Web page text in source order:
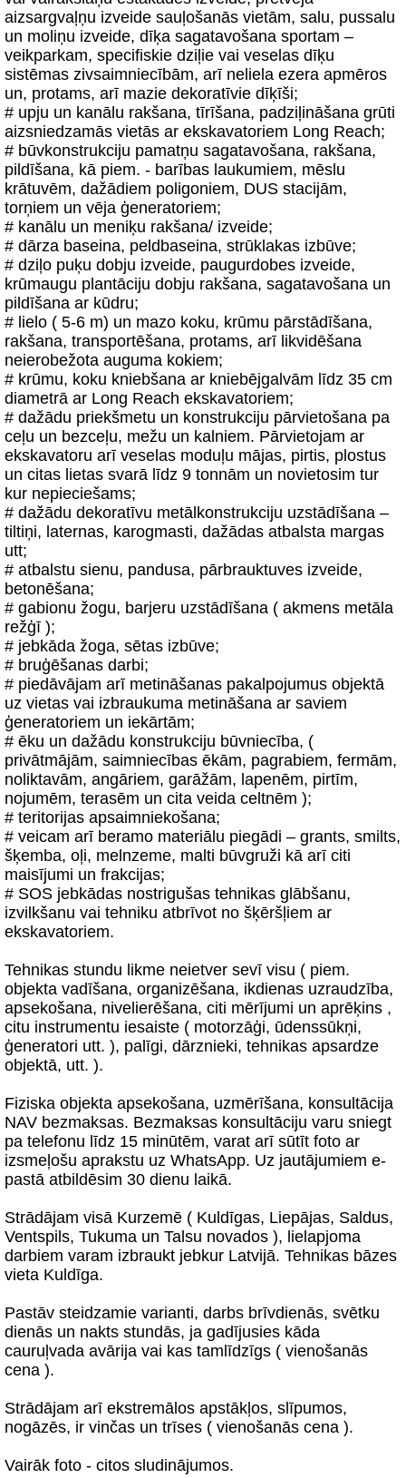
aizsargvaļņu izveide sauļošanās vietām, salu, pussalu
un moliņu izveide, dīķa sagatavošana sportam –
veikparkam, specifiskie dziļie vai veselas dīķu
sistēmas zivsaimniecībām, arī neliela ezera apmēros
un, protams, arī mazie dekoratīvie dīķīši;
# upju un kanālu rakšana, tīrīšana, padziļināšana grūti
aizsniedzamās vietās ar ekskavatoriem Long Reach;
# būvkonstrukciju pamatņu sagatavošana, rakšana,
pildīšana, kā piem. - barības laukumiem, mēslu
krātuvēm, dažādiem poligoniem, DUS stacijām,
torņiem un vēja ģeneratoriem;
# kanālu un meniķu rakšana/ izveide;
# dārza baseina, peldbaseina, strūklakas izbūve;
# dziļo puķu dobju izveide, paugurdobes izveide,
krūmaugu plantāciju dobju rakšana, sagatavošana un
pildīšana ar kūdru;
# lielo ( 5-6 m) un mazo koku, krūmu pārstādīšana,
rakšana, transportēšana, protams, arī likvidēšana
neierobežota auguma kokiem;
# krūmu, koku kniebšana ar kniebējgalvām līdz 35 cm
diametrā ar Long Reach ekskavatoriem;
# dažādu priekšmetu un konstrukciju pārvietošana pa
ceļu un bezceļu, mežu un kalniem. Pārvietojam ar
ekskavatoru arī veselas moduļu mājas, pirtis, plostus
un citas lietas svarā līdz 9 tonnām un novietosim tur
kur nepieciešams;
# dažādu dekoratīvu metālkonstrukciju uzstādīšana –
tiltiņi, laternas, karogmasti, dažādas atbalsta margas
utt;
# atbalstu sienu, pandusa, pārbrauktuves izveide,
betonēšana;
# gabionu žogu, barjeru uzstādīšana ( akmens metāla
režģī );
# jebkāda žoga, sētas izbūve;
# bruģēšanas darbi;
# piedāvājam arī metināšanas pakalpojumus objektā
uz vietas vai izbraukuma metināšana ar saviem
ģeneratoriem un iekārtām;
# ēku un dažādu konstrukciju būvniecība, (
privātmājām, saimniecības ēkām, pagrabiem, fermām,
noliktavām, angāriem, garāžām, lapenēm, pirtīm,
nojumēm, terasēm un cita veida celtnēm );
# teritorijas apsaimniekošana;
# veicam arī beramo materiālu piegādi – grants, smilts,
šķemba, oļi, melnzeme, malti būvgruži kā arī citi
maisījumi un frakcijas;
# SOS jebkādas nostrigušas tehnikas glābšanu,
izvilkšanu vai tehniku atbrīvot no šķēršļiem ar
ekskavatoriem.
Tehnikas stundu likme neietver sevī visu ( piem.
objekta vadīšana, organizēšana, ikdienas uzraudzība,
apsekošana, nivelierēšana, citi mērījumi un aprēķins ,
citu instrumentu iesaiste ( motorzāģi, ūdenssūkņi,
ģeneratori utt. ), palīgi, dārznieki, tehnikas apsardze
objektā, utt. ).
Fiziska objekta apsekošana, uzmērīšana, konsultācija
NAV bezmaksas. Bezmaksas konsultāciju varu sniegt
pa telefonu līdz 15 minūtēm, varat arī sūtīt foto ar
izsmeļošu aprakstu uz WhatsApp. Uz jautājumiem e-
pastā atbildēsim 30 dienu laikā.
Strādājam visā Kurzemē ( Kuldīgas, Liepājas, Saldus,
Ventspils, Tukuma un Talsu novados ), lielapjoma
darbiem varam izbraukt jebkur Latvijā. Tehnikas bāzes
vieta Kuldīga.
Pastāv steidzamie varianti, darbs brīvdienās, svētku
dienās un nakts stundās, ja gadījusies kāda
cauruļvada avārija vai kas tamlīdzīgs ( vienošanās
cena ).
Strādājam arī ekstremālos apstākļos, slīpumos,
nogāzēs, ir vinčas un trīses ( vienošanās cena ).
Vairāk foto - citos sludinājumos.